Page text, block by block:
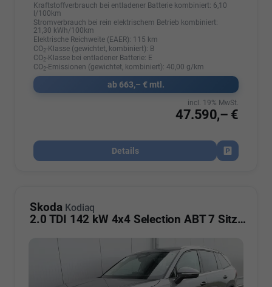
Kraftstoffverbrauch bei entladener Batterie kombiniert: 6,10
l/100km
Stromverbrauch bei rein elektrischem Betrieb kombiniert:
21,30 kWh/100km
Elektrische Reichweite (EAER): 115 km
CO2-Klasse (gewichtet, kombiniert): B
CO2-Klasse bei entladener Batterie: E
CO2-Emissionen (gewichtet, kombiniert):40,00 g/km
ab 663,– € mtl.
47.590,– €
incl. 19% MwSt.
Details
Fahrzeug
Skoda Kodiaq
2.0 TDI 142 kW 4x4 Selection ABT 7 Sitzer AHK Navi Kamera